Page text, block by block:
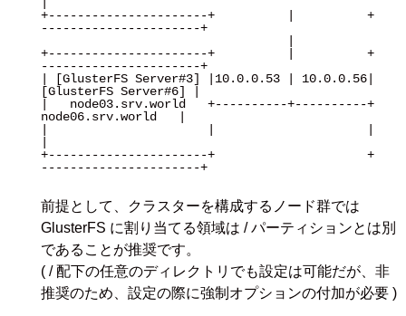
+----------------------+          |          +
----------------------+
+----------------------+          |          +
----------------------+
| [GlusterFS Server#3] |10.0.0.53 | 10.0.0.56|
[GlusterFS Server#6] |
|   node03.srv.world   +----------+----------+
node06.srv.world   |
+----------------------+                     +
----------------------+
前提として、クラスターを構成するノード群では
GlusterFS に割り当てる領域は / パーティションとは別
であることが推奨です。
( / 配下の任意のディレクトリでも設定は可能だが、非
推奨のため、設定の際に強制オプションの付加が必要 )